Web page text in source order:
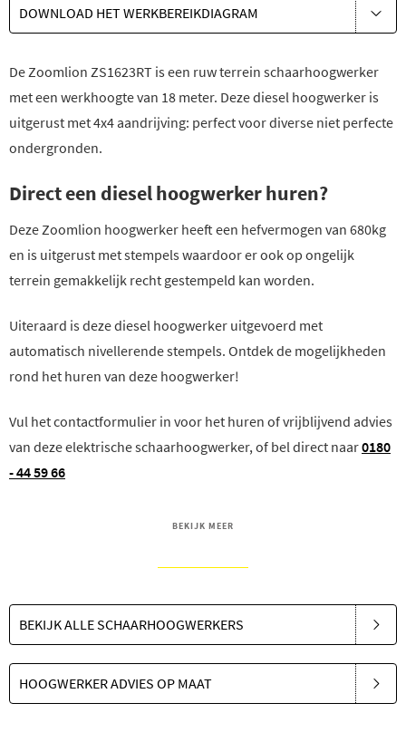
DOWNLOAD HET WERKBEREIKDIAGRAM
De Zoomlion ZS1623RT is een ruw terrein schaarhoogwerker
met een werkhoogte van 18 meter. Deze diesel hoogwerker is
uitgerust met 4x4 aandrijving: perfect voor diverse niet perfecte
ondergronden.
Direct een diesel hoogwerker huren?
Deze Zoomlion hoogwerker heeft een hefvermogen van 680kg
en is uitgerust met stempels waardoor er ook op ongelijk
terrein gemakkelijk recht gestempeld kan worden.
Uiteraard is deze diesel hoogwerker uitgevoerd met
automatisch nivellerende stempels. Ontdek de mogelijkheden
rond het huren van deze hoogwerker!
Vul het contactformulier in voor het huren of vrijblijvend advies
van deze elektrische schaarhoogwerker, of bel direct naar0180
- 44 59 66
BEKIJK MEER
BEKIJK ALLE SCHAARHOOGWERKERS
HOOGWERKER ADVIES OP MAAT